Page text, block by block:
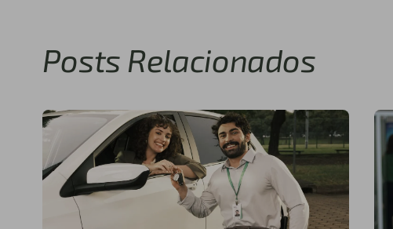
Posts Relacionados